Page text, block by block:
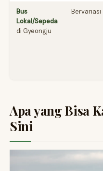
Bus
Lokal/Sepeda
di Gyeongju
Bervariasi
Apa yang Bisa
Sini